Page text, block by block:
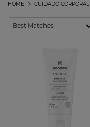
CUIDADO CORPORAL
HOME